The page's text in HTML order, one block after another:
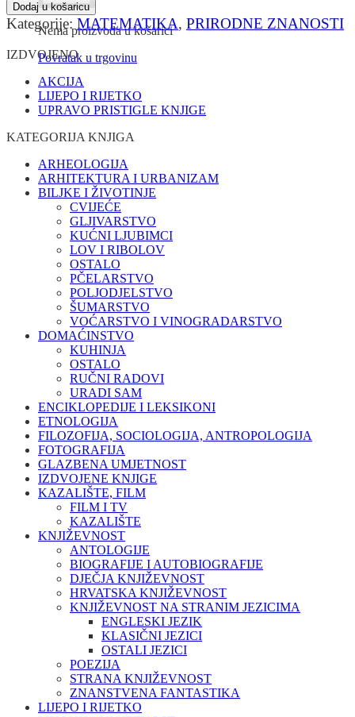
Nema proizvoda u košarici
Povratak u trgovinu
Dodaj u košaricu
Kategorije: MATEMATIKA, PRIRODNE ZNANOSTI
IZDVOJENO
AKCIJA
LIJEPO I RIJETKO
UPRAVO PRISTIGLE KNJIGE
KATEGORIJA KNJIGA
ARHEOLOGIJA
ARHITEKTURA I URBANIZAM
BILJKE I ŽIVOTINJE
CVIJEĆE
GLJIVARSTVO
KUĆNI LJUBIMCI
LOV I RIBOLOV
OSTALO
PČELARSTVO
POLJODJELSTVO
ŠUMARSTVO
VOĆARSTVO I VINOGRADARSTVO
DOMAĆINSTVO
KUHINJA
OSTALO
RUČNI RADOVI
URADI SAM
ENCIKLOPEDIJE I LEKSIKONI
ETNOLOGIJA
FILOZOFIJA, SOCIOLOGIJA, ANTROPOLOGIJA
FOTOGRAFIJA
GLAZBENA UMJETNOST
IZDVOJENE KNJIGE
KAZALIŠTE, FILM
FILM I TV
KAZALIŠTE
KNJIŽEVNOST
ANTOLOGIJE
BIOGRAFIJE I AUTOBIOGRAFIJE
DJEČJA KNJIŽEVNOST
HRVATSKA KNJIŽEVNOST
KNJIŽEVNOST NA STRANIM JEZICIMA
ENGLESKI JEZIK
KLASIČNI JEZICI
OSTALI JEZICI
POEZIJA
STRANA KNJIŽEVNOST
ZNANSTVENA FANTASTIKA
LIJEPO I RIJETKO